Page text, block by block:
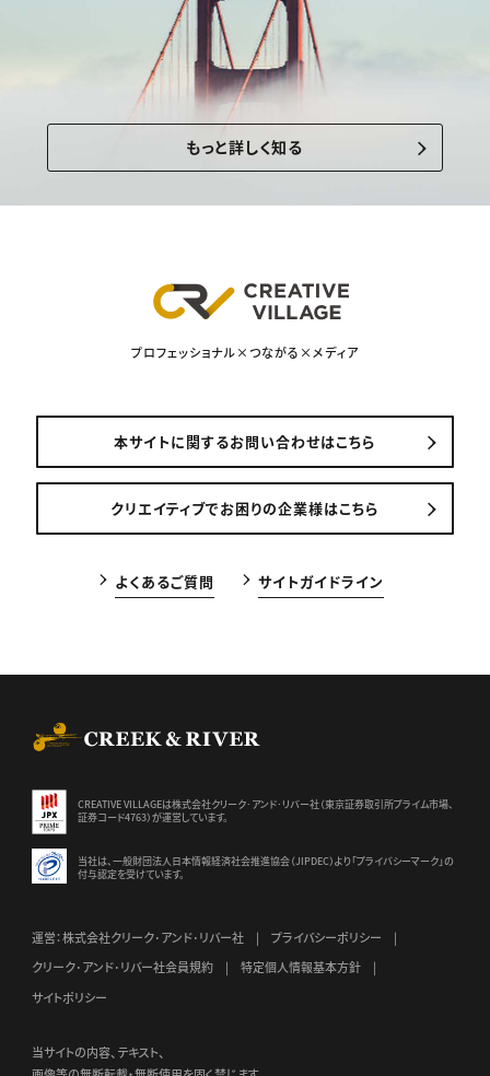
もっと詳しく知る
プロフェッショナル×つながる×メディア
本サイトに関するお問い合わせはこちら
クリエイティブでお困りの企業様はこちら
よくあるご質問 サイトガイドライン
CREATIVE VILLAGEは株式会社クリーク･アンド･リバー社（東京証券取引所プライム市場、
証券コード4763）が運営しています。
当社は、一般財団法人日本情報経済社会推進協会（JIPDEC）より 「プライバシーマーク」の
付与認定を受けています。
運営：株式会社クリーク･アンド･リバー社
プライバシーポリシー
クリーク･アンド･リバー社会員規約
特定個人情報基本方針
サイトポリシー
当サイトの内容、テキスト、